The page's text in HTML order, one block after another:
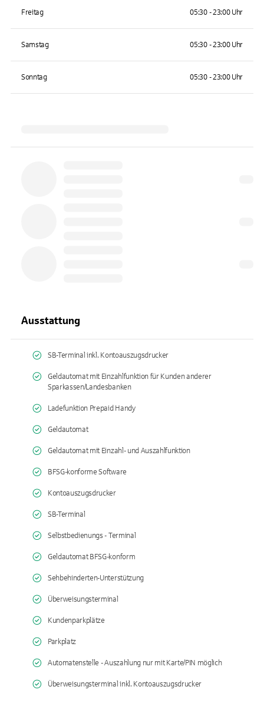
Freitag 05:30 - 23:00 Uhr
Samstag 05:30 - 23:00 Uhr
Sonntag 05:30 - 23:00 Uhr
Ausstattung
SB-Terminal inkl. Kontoauszugsdrucker
Geldautomat mit Einzahlfunktion für Kunden anderer
Sparkassen/Landesbanken
Ladefunktion Prepaid Handy
Geldautomat
Geldautomat mit Einzahl- und Auszahlfunktion
BFSG-konforme Software
Kontoauszugsdrucker
SB-Terminal
Selbstbedienungs - Terminal
Geldautomat BFSG-konform
Sehbehinderten-Unterstützung
Überweisungsterminal
Kundenparkplätze
Parkplatz
Automatenstelle - Auszahlung nur mit Karte/PIN möglich
Überweisungsterminal inkl. Kontoauszugsdrucker